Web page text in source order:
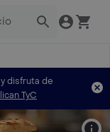
y disfruta de
TyC